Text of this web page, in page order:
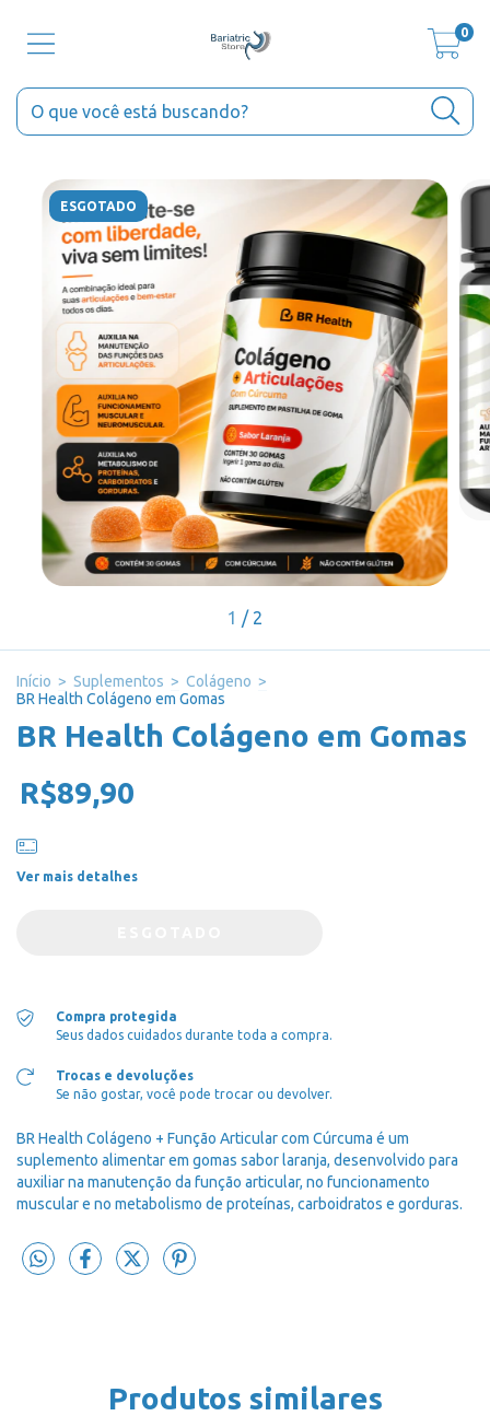
0
ESGOTADO
1 / 2
Início > Suplementos > Colágeno >
BR Health Colágeno em Gomas
BR Health Colágeno em Gomas
R$89,90
Ver mais detalhes
Compra protegida
Seus dados cuidados durante toda a compra.
Trocas e devoluções
Se não gostar, você pode trocar ou devolver.
BR Health Colágeno + Função Articular com Cúrcuma é um
suplemento alimentar em gomas sabor laranja, desenvolvido para
auxiliar na manutenção da função articular, no funcionamento
muscular e no metabolismo de proteínas, carboidratos e gorduras.
Produtos similares